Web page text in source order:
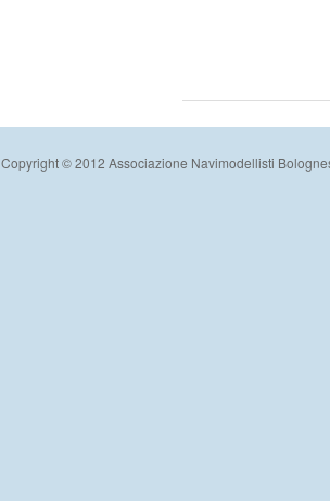
Copyright © 2012 Associazione Navimodellisti